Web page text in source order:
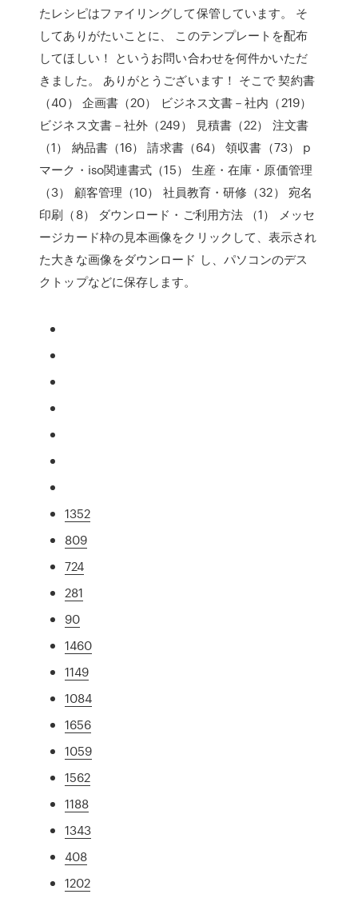
たレシピはファイリングして保管しています。 そ
してありがたいことに、 このテンプレートを配布
してほしい！ というお問い合わせを何件かいただ
きました。 ありがとうございます！ そこで 契約書
（40） 企画書（20） ビジネス文書－社内（219）
ビジネス文書－社外（249） 見積書（22） 注文書
（1） 納品書（16） 請求書（64） 領収書（73） p
マーク・iso関連書式（15） 生産・在庫・原価管理
（3） 顧客管理（10） 社員教育・研修（32） 宛名
印刷（8） ダウンロード・ご利用方法 （1） メッセ
ージカード枠の見本画像をクリックして、表示され
た大きな画像をダウンロード し、パソコンのデス
クトップなどに保存します。
1352
809
724
281
90
1460
1149
1084
1656
1059
1562
1188
1343
408
1202